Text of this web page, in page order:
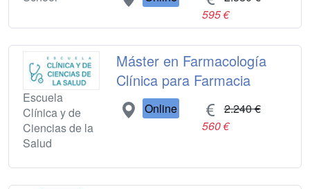
595 €
Escuela
Clínica y de
Ciencias de la
Salud
Máster en Farmacología
Clínica para Farmacia
Online
2.240 €
560 €